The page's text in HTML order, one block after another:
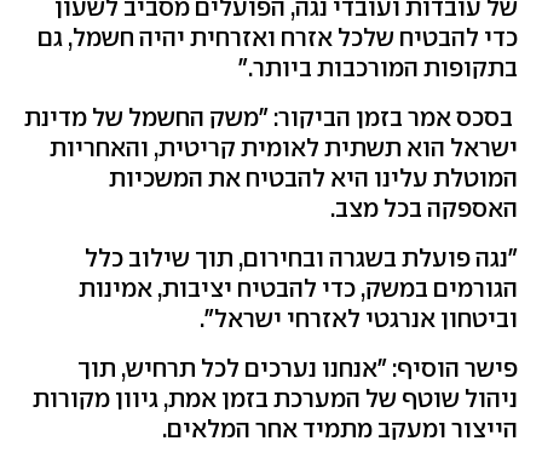
של עובדות ועובדי נגה, הפועלים מסביב לשעון
כדי להבטיח שלכל אזרח ואזרחית יהיה חשמל, גם
בתקופות המורכבות ביותר."
בסכס אמר בזמן הביקור: "משק החשמל של מדינת
ישראל הוא תשתית לאומית קריטית, והאחריות
המוטלת עלינו היא להבטיח את המשכיות
האספקה בכל מצב.
"נגה פועלת בשגרה ובחירום, תוך שילוב כלל
הגורמים במשק, כדי להבטיח יציבות, אמינות
וביטחון אנרגטי לאזרחי ישראל".
פישר הוסיף: "אנחנו נערכים לכל תרחיש, תוך
ניהול שוטף של המערכת בזמן אמת, גיוון מקורות
הייצור ומעקב מתמיד אחר המלאים.